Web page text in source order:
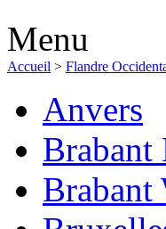
Menu
Accueil > Flandre
Anvers
Brabant
Brabant